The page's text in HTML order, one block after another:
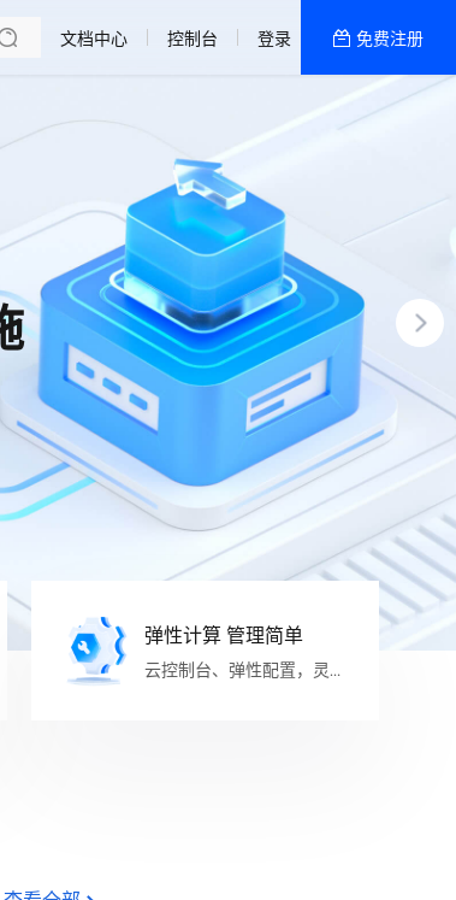
热销推荐
杭州BGP
镇江BGP
文档中心 控制台 登录 免费注册
弹性计算 管理简单
云控制台、弹性配置，灵活